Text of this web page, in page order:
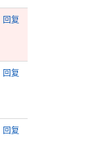
回复
回复
回复